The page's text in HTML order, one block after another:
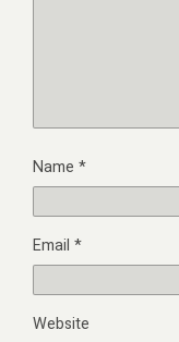
Name *
Email *
Website